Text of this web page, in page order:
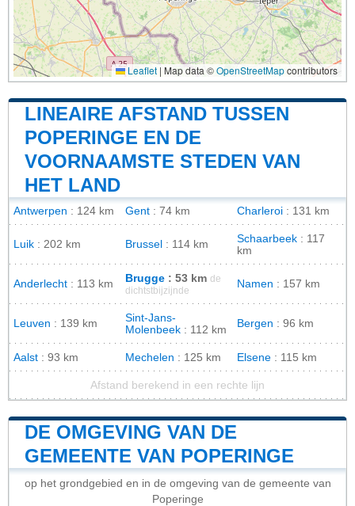
Leaflet | Map data ©OpenStreetMapcontributors
LINEAIRE AFSTAND TUSSEN
POPERINGE EN DE
VOORNAAMSTE STEDEN VAN
HET LAND
Antwerpen : 124 km Gent : 74 km Charleroi : 131 km
Luik : 202 km Brussel : 114 km Schaarbeek : 117
km
Anderlecht : 113 km Brugge : 53 km de
dichtstbijzijnde
Namen : 157 km
Leuven : 139 km
Sint-Jans-
Molenbeek : 112 km
Bergen : 96 km
Aalst : 93 km Mechelen : 125 km Elsene : 115 km
Afstand berekend in een rechte lijn
DE OMGEVING VAN DE
GEMEENTE VAN POPERINGE
op het grondgebied en in de omgeving van de gemeente van
Poperinge